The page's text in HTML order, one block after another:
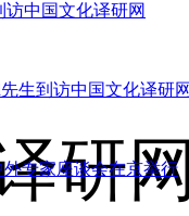
中国文化译研网
生到访中国文化译研
专家座谈会在京举行
研